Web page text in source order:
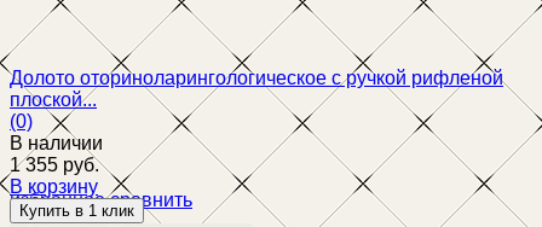
избранное сравнить
Долото оториноларингологическое с ручкой рифленой
плоской...
(0)
В наличии
1 355 руб.
В корзину